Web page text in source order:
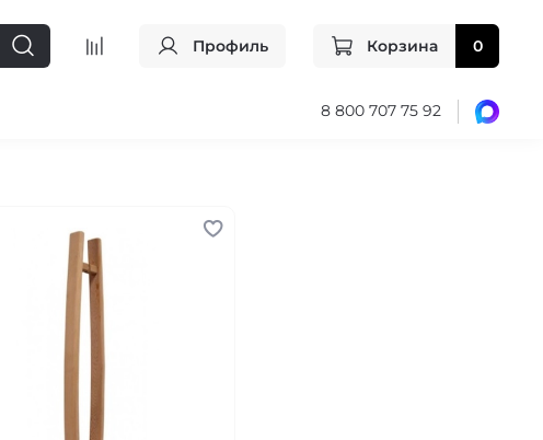
Профиль Корзина 0
8 800 707 75 92